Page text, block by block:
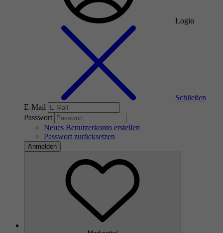
Login
Schließen
E-Mail
Passwort
Neues Benutzerkonto erstellen
Passwort zurücksetzen
Anmelden